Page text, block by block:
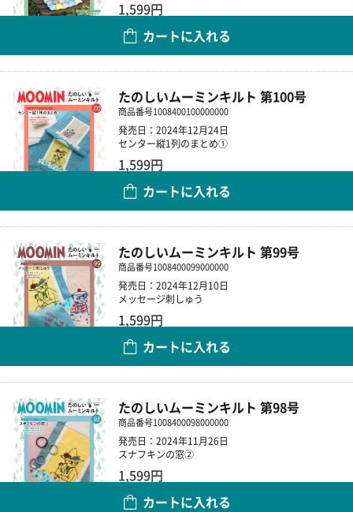
1,599円
カートに入れる
たのしいムーミンキルト 第100号
商品番号1008400100000000
発売日：2024年12月24日
センター縦1列のまとめ①
1,599円
カートに入れる
たのしいムーミンキルト 第99号
商品番号1008400099000000
発売日：2024年12月10日
メッセージ刺しゅう
1,599円
カートに入れる
たのしいムーミンキルト 第98号
商品番号1008400098000000
発売日：2024年11月26日
スナフキンの窓②
1,599円
カートに入れる